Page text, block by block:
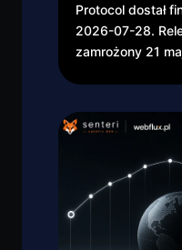
Protocol dostał
2026-07-28.
zamrożony 21